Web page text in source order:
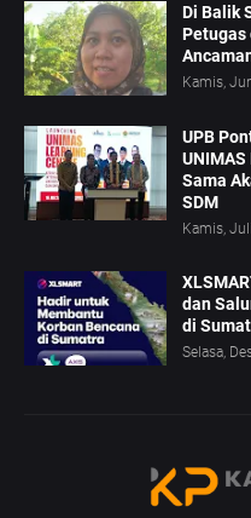
Di Balik
Petugas
Kamis,
UPB
Sama
SDM
Kamis,
dan
di
Selasa,